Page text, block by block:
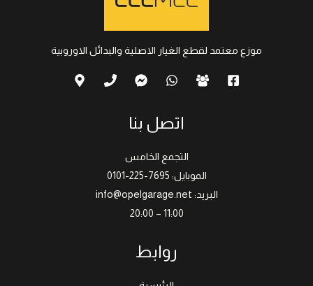
موزع معتمد لقطع الغيار الاصلية والبدائل الاوروبية
اتصل بنا
التجمع الخامس
الموبايل: 7695-225-0101
البريد: info@opelgarage.net
11:00 – 20:00
روابط